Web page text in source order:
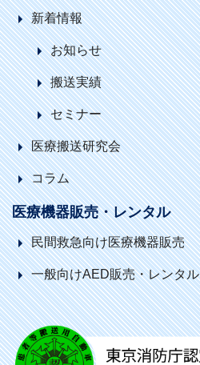
新着情報
お知らせ
搬送実績
セミナー
医療搬送研究会
コラム
医療機器販売・レンタル
民間救急向け医療機器販売
一般向けAED販売・レンタル